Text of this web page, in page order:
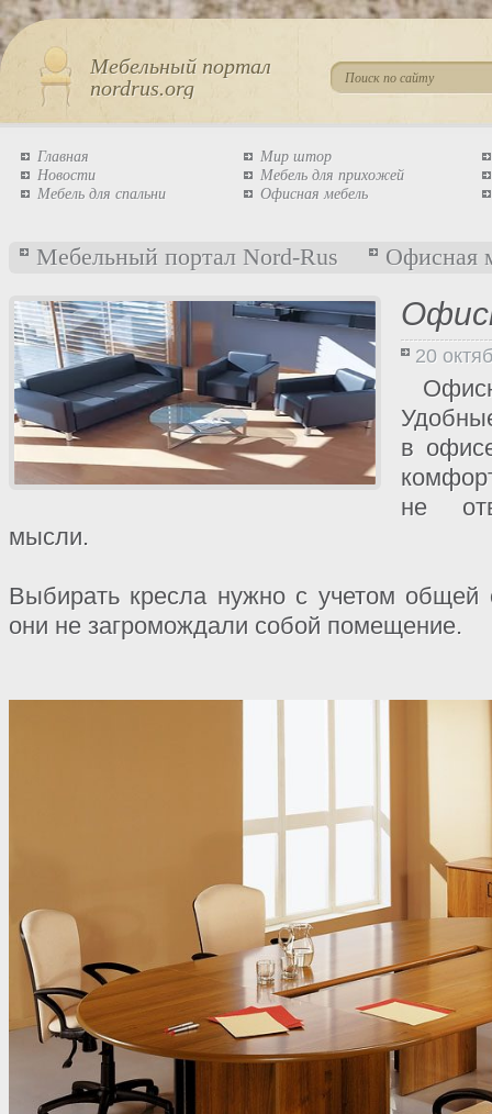
Мебельный портал
nordrus.org
Главная
Новости
Мебель для спальни
Мир штор
Мебель для прихожей
Офисная мебель
Мебельный портал Nord-Rus Офисная
20
в
не
мысли.
Выбирать кресла нужно с учетом общей
они не загромождали собой помещение.